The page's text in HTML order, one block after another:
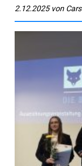
2.12.2025 von